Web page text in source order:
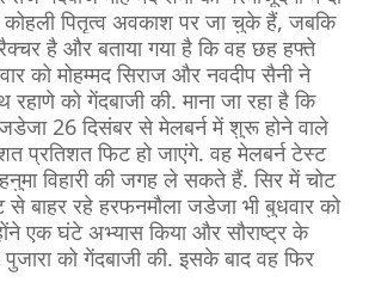
पितृत्व अवकाश पर जा चुके हैं, जबकि
है और बताया गया है कि वह छह हफ्ते
को मोहम्मद सिराज और नवदीप सैनी ने
रहाणे को गेंदबाजी की.माना जा रहा है कि
26 दिसंबर से मेलबर्न में शुरू होने वाले
प्रतिशत फिट हो जाएंगे. वह मेलबर्न टेस्ट
विहारी की जगह ले सकते हैं. सिर में चोट
बाहर रहे हरफनमौला जडेजा भी बुधवार को
एक घंटे अभ्यास किया और सौराष्ट्र के
को गेंदबाजी की. इसके बाद वह फिर